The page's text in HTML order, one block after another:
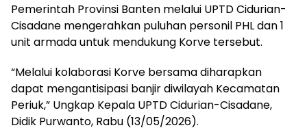
Pemerintah Provinsi Banten melalui UPTD Cidurian-
Cisadane mengerahkan puluhan personil PHL dan 1
unit armada untuk mendukung Korve tersebut.
“Melalui kolaborasi Korve bersama diharapkan
dapat mengantisipasi banjir diwilayah Kecamatan
Periuk,” Ungkap Kepala UPTD Cidurian-Cisadane,
Didik Purwanto, Rabu (13/05/2026).